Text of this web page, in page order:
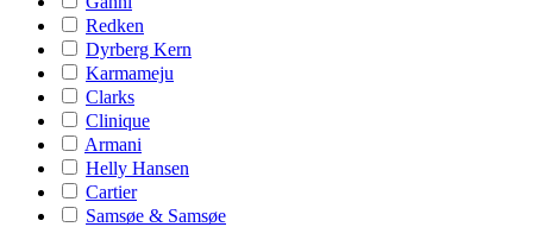
Redken
Dyrberg Kern
Karmameju
Clarks
Clinique
Armani
Helly Hansen
Cartier
Samsøe & Samsøe